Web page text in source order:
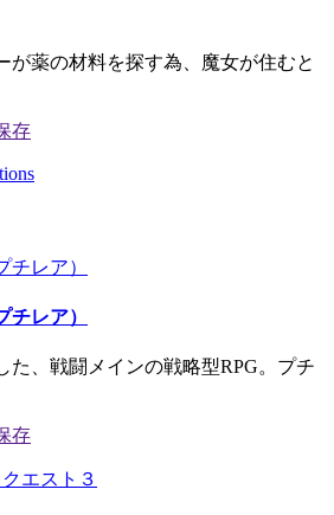
が薬の材料を探す為、魔女が住むと
チレア）
チレア）
た、戦闘メインの戦略型RPG。プチ